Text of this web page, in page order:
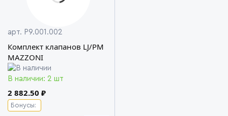
арт. P9.001.002
Комплект клапанов LJ/PM
MAZZONI
В наличии: 2 шт
2 882.50 ₽
Бонусы: